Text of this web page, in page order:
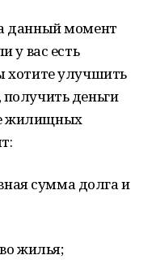
данный момент
у вас есть
хотите улучшить
деньги
жилищных
сумма долга и
жилья;